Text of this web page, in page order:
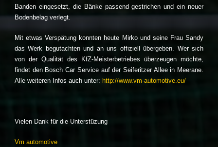
Banden eingesetzt, die Bänke passend gestrichen und ein neuer
Bodenbelag verlegt.
Mit etwas Verspätung konnten heute Mirko und seine Frau Sandy
das Werk begutachten und an uns offiziell übergeben. Wer sich
von der Qualität des KfZ-Meisterbetriebes überzeugen möchte,
findet den Bosch Car Service auf der Seiferitzer Allee in Meerane.
Alle weiteren Infos auch unter: http://www.vm-automotive.eu/
Vielen Dank für die Unterstüzung
Vm automotive